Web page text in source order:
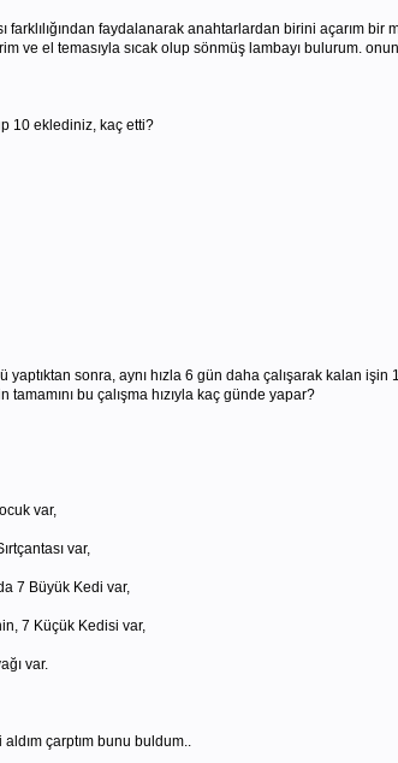
farklılığından faydalanarak anahtarlardan birini açarım bir
ve el temasıyla sıcak olup sönmüş lambayı bulurum.
10 eklediniz, kaç etti?
yaptıktan sonra, aynı hızla 6 gün daha çalışarak kalan işin
tamamını bu çalışma hızıyla kaç günde yapar?
var,
var,
7 Büyük Kedi var,
7 Küçük Kedisi var,
var.
çarptım bunu buldum..